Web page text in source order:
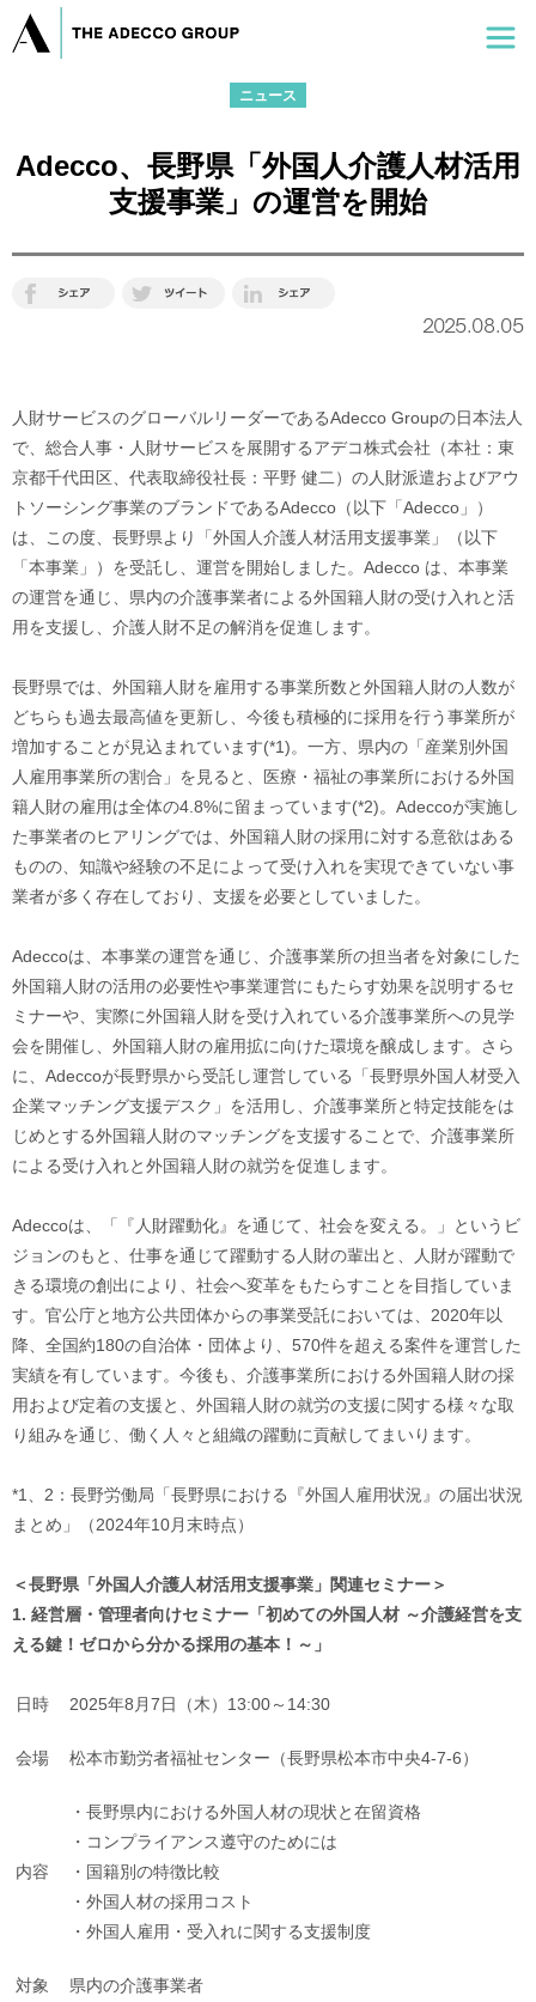
ニュース
Adecco、長野県「外国人介護人材活用
支援事業」の運営を開始
2025.08.05
人財サービスのグローバルリーダーであるAdecco Groupの日本法人
で、総合人事・人財サービスを展開するアデコ株式会社（本社：東
京都千代田区、代表取締役社長：平野 健二）の人財派遣およびアウ
トソーシング事業のブランドであるAdecco（以下「Adecco」）
は、この度、長野県より「外国人介護人材活用支援事業」（以下
「本事業」）を受託し、運営を開始しました。Adecco は、本事業
の運営を通じ、県内の介護事業者による外国籍人財の受け入れと活
用を支援し、介護人財不足の解消を促進します。
長野県では、外国籍人財を雇用する事業所数と外国籍人財の人数が
どちらも過去最高値を更新し、今後も積極的に採用を行う事業所が
増加することが見込まれています(*1)。一方、県内の「産業別外国
人雇用事業所の割合」を見ると、医療・福祉の事業所における外国
籍人財の雇用は全体の4.8%に留まっています(*2)。Adeccoが実施し
た事業者のヒアリングでは、外国籍人財の採用に対する意欲はある
ものの、知識や経験の不足によって受け入れを実現できていない事
業者が多く存在しており、支援を必要としていました。
Adeccoは、本事業の運営を通じ、介護事業所の担当者を対象にした
外国籍人財の活用の必要性や事業運営にもたらす効果を説明するセ
ミナーや、実際に外国籍人財を受け入れている介護事業所への見学
会を開催し、外国籍人財の雇用拡に向けた環境を醸成します。さら
に、Adeccoが長野県から受託し運営している「長野県外国人材受入
企業マッチング支援デスク」を活用し、介護事業所と特定技能をは
じめとする外国籍人財のマッチングを支援することで、介護事業所
による受け入れと外国籍人財の就労を促進します。
Adeccoは、「『人財躍動化』を通じて、社会を変える。」というビ
ジョンのもと、仕事を通じて躍動する人財の輩出と、人財が躍動で
きる環境の創出により、社会へ変革をもたらすことを目指していま
す。官公庁と地方公共団体からの事業受託においては、2020年以
降、全国約180の自治体・団体より、570件を超える案件を運営した
実績を有しています。今後も、介護事業所における外国籍人財の採
用および定着の支援と、外国籍人財の就労の支援に関する様々な取
り組みを通じ、働く人々と組織の躍動に貢献してまいります。
*1、2：長野労働局「長野県における『外国人雇用状況』の届出状況
まとめ」（2024年10月末時点）
＜長野県「外国人介護人材活用支援事業」関連セミナー＞
1. 経営層・管理者向けセミナー「初めての外国人材 ～介護経営を支
える鍵！ゼロから分かる採用の基本！～」
日時 2025年8月7日（木）13:00～14:30
会場 松本市勤労者福祉センター（長野県松本市中央4-7-6）
内容
・長野県内における外国人材の現状と在留資格
・コンプライアンス遵守のためには
・国籍別の特徴比較
・外国人材の採用コスト
・外国人雇用・受入れに関する支援制度
対象 県内の介護事業者